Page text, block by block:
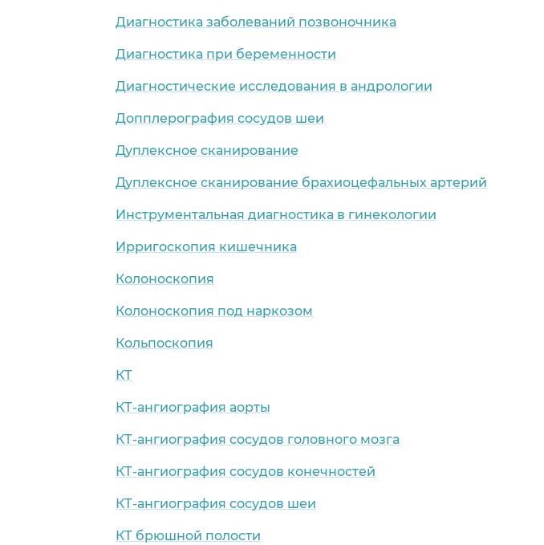
Диагностика заболеваний позвоночника
Диагностика при беременности
Диагностические исследования в андрологии
Допплерография сосудов шеи
Дуплексное сканирование
Дуплексное сканирование брахиоцефальных артерий
Инструментальная диагностика в гинекологии
Ирригоскопия кишечника
Колоноскопия
Колоноскопия под наркозом
Кольпоскопия
КТ
КТ-ангиография аорты
КТ-ангиография сосудов головного мозга
КТ-ангиография сосудов конечностей
КТ-ангиография сосудов шеи
КТ брюшной полости